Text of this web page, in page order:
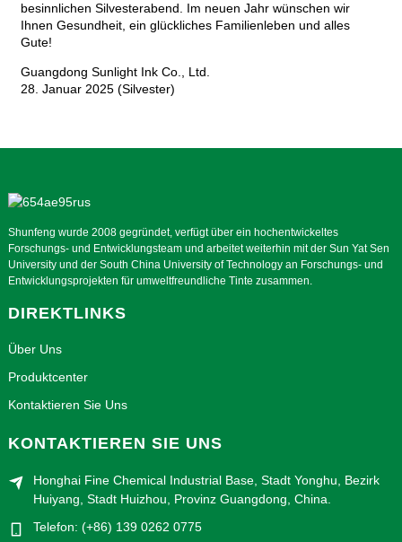
besinnlichen Silvesterabend. Im neuen Jahr wünschen wir
Ihnen Gesundheit, ein glückliches Familienleben und alles
Gute!
Guangdong Sunlight Ink Co., Ltd.
28. Januar 2025 (Silvester)
Shunfeng wurde 2008 gegründet, verfügt über ein hochentwickeltes
Forschungs- und Entwicklungsteam und arbeitet weiterhin mit der Sun Yat Sen
University und der South China University of Technology an Forschungs- und
Entwicklungsprojekten für umweltfreundliche Tinte zusammen.
DIREKTLINKS
Über Uns
Produktcenter
Kontaktieren Sie Uns
KONTAKTIEREN SIE UNS
Honghai Fine Chemical Industrial Base, Stadt Yonghu, Bezirk
Huiyang, Stadt Huizhou, Provinz Guangdong, China.
Telefon: (+86) 139 0262 0775